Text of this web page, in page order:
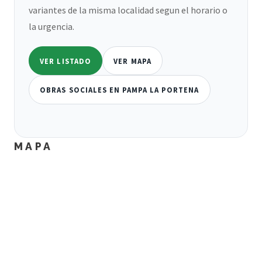
variantes de la misma localidad segun el horario o
la urgencia.
VER LISTADO VER MAPA
OBRAS SOCIALES EN PAMPA LA PORTENA
MAPA